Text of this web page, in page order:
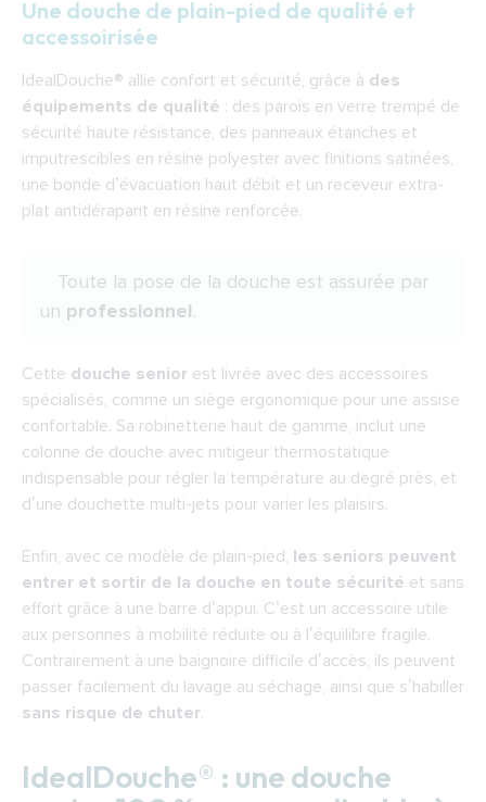
Une douche de plain-pied de qualité et
accessoirisée
IdealDouche® allie confort et sécurité, grâce à des
équipements de qualité : des parois en verre trempé de
sécurité haute résistance, des panneaux étanches et
imputrescibles en résine polyester avec finitions satinées,
une bonde d’évacuation haut débit et un receveur extra-
plat antidérapant en résine renforcée.
Toute la pose de la douche est assurée par
un professionnel.
Cette douche senior est livrée avec des accessoires
spécialisés, comme un siège ergonomique pour une assise
confortable. Sa robinetterie haut de gamme, inclut une
colonne de douche avec mitigeur thermostatique
indispensable pour régler la température au degré près, et
d’une douchette multi-jets pour varier les plaisirs.
Enfin, avec ce modèle de plain-pied, les seniors peuvent
entrer et sortir de la douche en toute sécurité et sans
effort grâce à une barre d’appui. C’est un accessoire utile
aux personnes à mobilité réduite ou à l’équilibre fragile.
Contrairement à une baignoire difficile d’accès, ils peuvent
passer facilement du lavage au séchage, ainsi que s’habiller
sans risque de chuter.
IdealDouche® : une douche